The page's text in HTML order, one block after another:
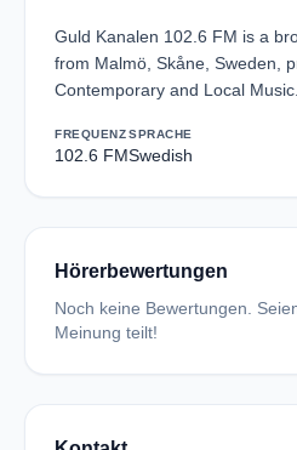
Guld Kanalen 102.6 FM is a
from Malmö, Skåne, Sweden,
Contemporary and Local Music.
FREQUENZ
102.6 FM
SPRACHE
Swedish
Hörerbewertungen
Noch keine Bewertungen.
Meinung teilt!